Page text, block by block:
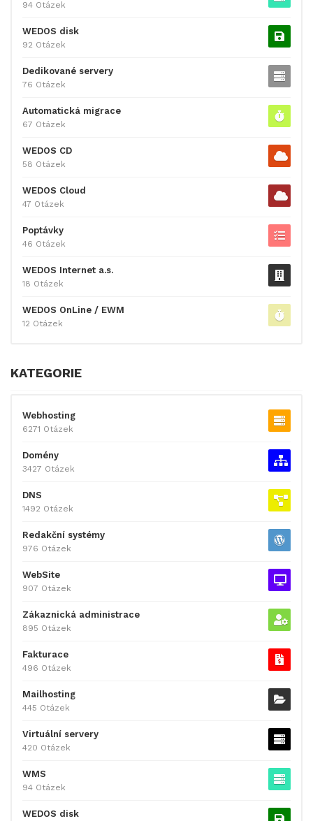
94 Otázek
WEDOS disk
92 Otázek
Dedikované servery
76 Otázek
Automatická migrace
67 Otázek
WEDOS CD
58 Otázek
WEDOS Cloud
47 Otázek
Poptávky
46 Otázek
WEDOS Internet a.s.
18 Otázek
WEDOS OnLine / EWM
12 Otázek
KATEGORIE
Webhosting
6271 Otázek
Domény
3427 Otázek
DNS
1492 Otázek
Redakční systémy
976 Otázek
WebSite
907 Otázek
Zákaznická administrace
895 Otázek
Fakturace
496 Otázek
Mailhosting
445 Otázek
Virtuální servery
420 Otázek
WMS
94 Otázek
WEDOS disk